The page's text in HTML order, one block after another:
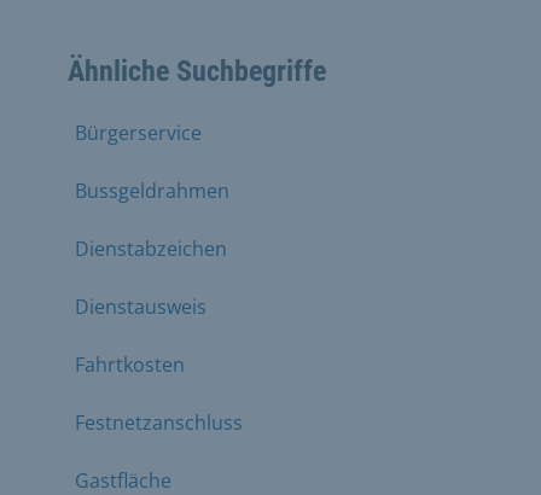
Ähnliche Suchbegriffe
Bürgerservice
Bussgeldrahmen
Dienstabzeichen
Dienstausweis
Fahrtkosten
Festnetzanschluss
Gastfläche